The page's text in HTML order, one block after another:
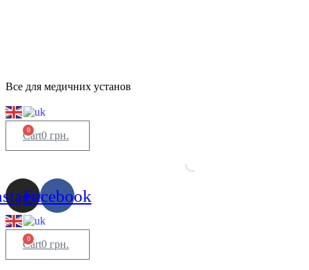
Все для медичних установ
0 грн.
0
Cart
Facebook
0 грн.
0
Cart